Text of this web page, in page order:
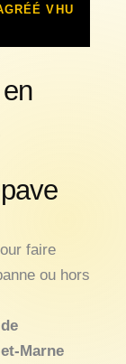
VHU
faire
ou hors
Marne